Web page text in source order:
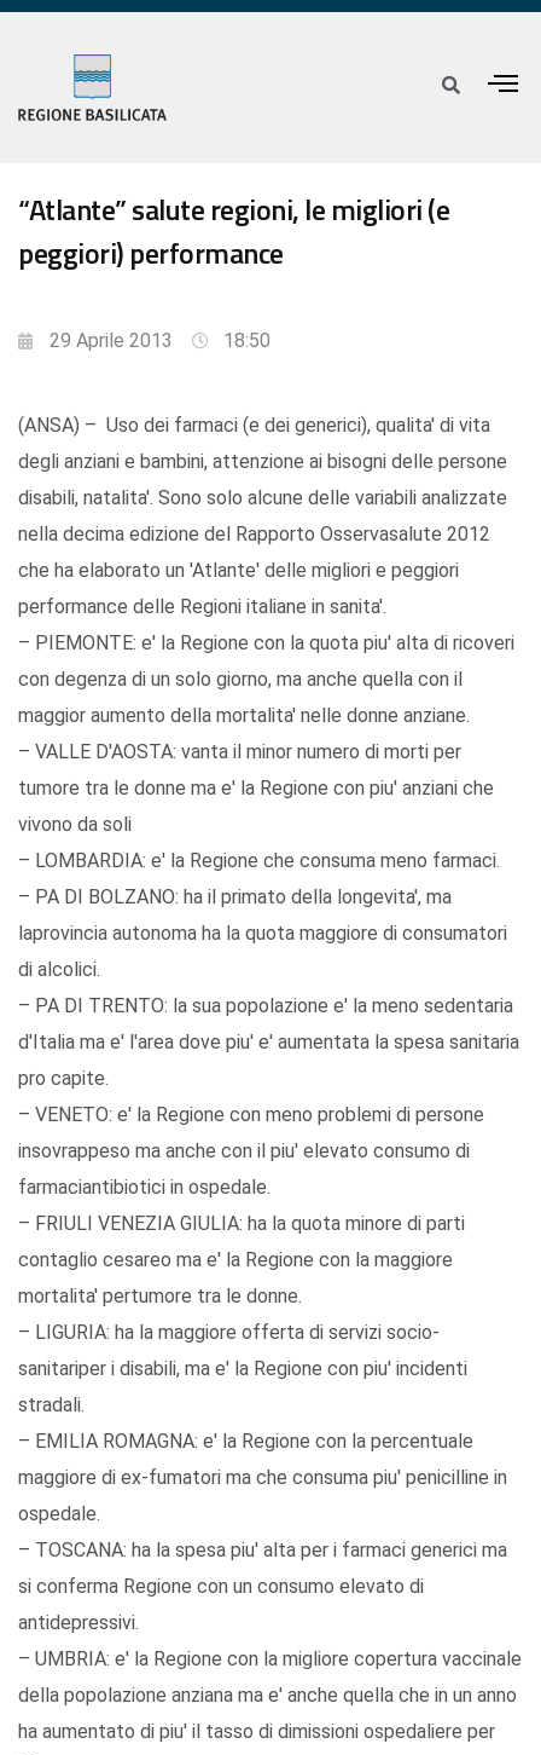
“Atlante” salute regioni, le migliori (e
peggiori) performance
29 Aprile 2013 18:50
(ANSA) – Uso dei farmaci (e dei generici), qualita' di vita
degli anziani e bambini, attenzione ai bisogni delle persone
disabili, natalita'. Sono solo alcune delle variabili analizzate
nella decima edizione del Rapporto Osservasalute 2012
che ha elaborato un 'Atlante' delle migliori e peggiori
performance delle Regioni italiane in sanita'.
– PIEMONTE: e' la Regione con la quota piu' alta di ricoveri
con degenza di un solo giorno, ma anche quella con il
maggior aumento della mortalita' nelle donne anziane.
– VALLE D'AOSTA: vanta il minor numero di morti per
tumore tra le donne ma e' la Regione con piu' anziani che
vivono da soli
– LOMBARDIA: e' la Regione che consuma meno farmaci.
– PA DI BOLZANO: ha il primato della longevita', ma
laprovincia autonoma ha la quota maggiore di consumatori
di alcolici.
– PA DI TRENTO: la sua popolazione e' la meno sedentaria
d'Italia ma e' l'area dove piu' e' aumentata la spesa sanitaria
pro capite.
– VENETO: e' la Regione con meno problemi di persone
insovrappeso ma anche con il piu' elevato consumo di
farmaciantibiotici in ospedale.
– FRIULI VENEZIA GIULIA: ha la quota minore di parti
contaglio cesareo ma e' la Regione con la maggiore
mortalita' pertumore tra le donne.
– LIGURIA: ha la maggiore offerta di servizi socio-
sanitariper i disabili, ma e' la Regione con piu' incidenti
stradali.
– EMILIA ROMAGNA: e' la Regione con la percentuale
maggiore di ex-fumatori ma che consuma piu' penicilline in
ospedale.
– TOSCANA: ha la spesa piu' alta per i farmaci generici ma
si conferma Regione con un consumo elevato di
antidepressivi.
– UMBRIA: e' la Regione con la migliore copertura vaccinale
della popolazione anziana ma e' anche quella che in un anno
ha aumentato di piu' il tasso di dimissioni ospedaliere per